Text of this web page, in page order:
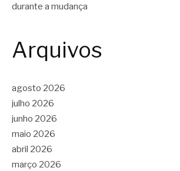
durante a mudança
Arquivos
agosto 2026
julho 2026
junho 2026
maio 2026
abril 2026
março 2026